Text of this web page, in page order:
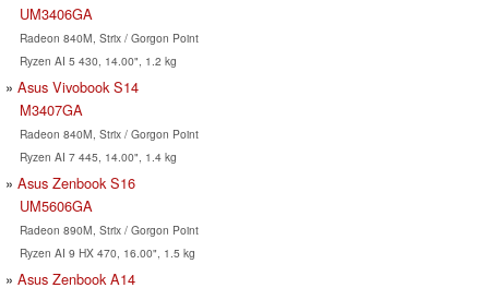
UM3406GA
Radeon 840M, Strix / Gorgon Point
Ryzen AI 5 430, 14.00", 1.2 kg
Asus Vivobook S14
M3407GA
Radeon 840M, Strix / Gorgon Point
Ryzen AI 7 445, 14.00", 1.4 kg
Asus Zenbook S16
UM5606GA
Radeon 890M, Strix / Gorgon Point
Ryzen AI 9 HX 470, 16.00", 1.5 kg
Asus Zenbook A14